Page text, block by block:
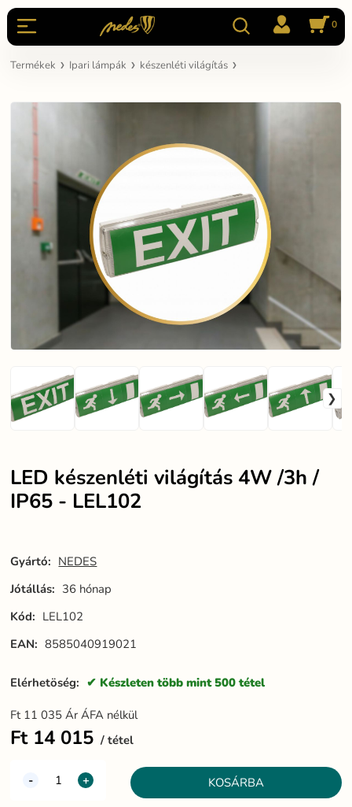
0
Termékek Ipari lámpák készenléti világítás
LED készenléti világítás 4W /3h /
IP65 - LEL102
Gyártó: NEDES
Jótállás: 36 hónap
Kód: LEL102
EAN: 8585040919021
Elérhetöség: Készleten több mint 500 tétel
Ft 11 035 Ár ÁFA nélkül
Ft 14 015 tétel